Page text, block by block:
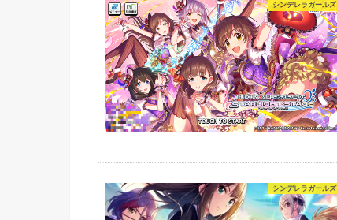
シンデレラガールズ
シンデレラガールズ